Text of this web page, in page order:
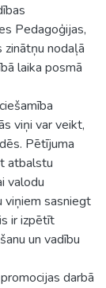
Pedagoģijas,
nodaļā
laika posmā
viņi var veikt,
Pētījuma
atbalstu
valodu
viņiem sasniegt
ir izpētīt
un vadību
darbā